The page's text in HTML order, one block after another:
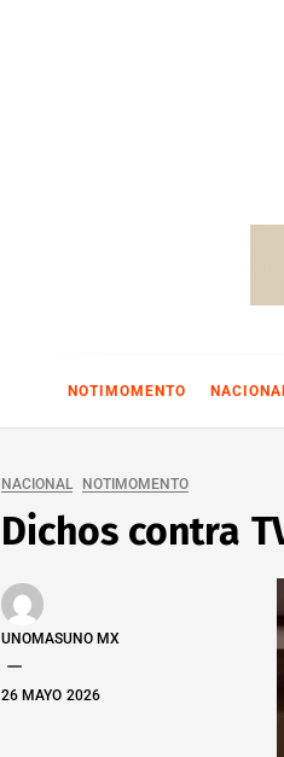
NOTIMOMENTO
NACIONAL NOTIMOMENTO
Dichos contra
UNOMASUNO MX
26 MAYO 2026